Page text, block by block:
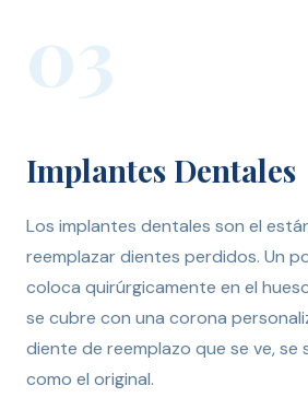
03
Implantes Dentales
Los implantes dentales son el
reemplazar dientes perdidos. Un
coloca quirúrgicamente en el
se cubre con una corona
diente de reemplazo que se ve, se
como el original.